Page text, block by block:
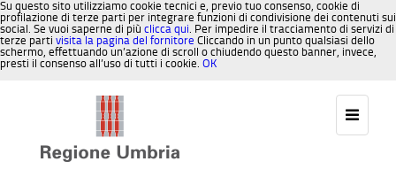
Su questo sito utilizziamo cookie tecnici e, previo tuo consenso, cookie di
profilazione di terze parti per integrare funzioni di condivisione dei contenuti sui
social. Se vuoi saperne di più clicca qui. Per impedire il tracciamento di servizi di
terze parti visita la pagina del fornitore Cliccando in un punto qualsiasi dello
schermo, effettuando un’azione di scroll o chiudendo questo banner, invece,
presti il consenso all’uso di tutti i cookie. OK